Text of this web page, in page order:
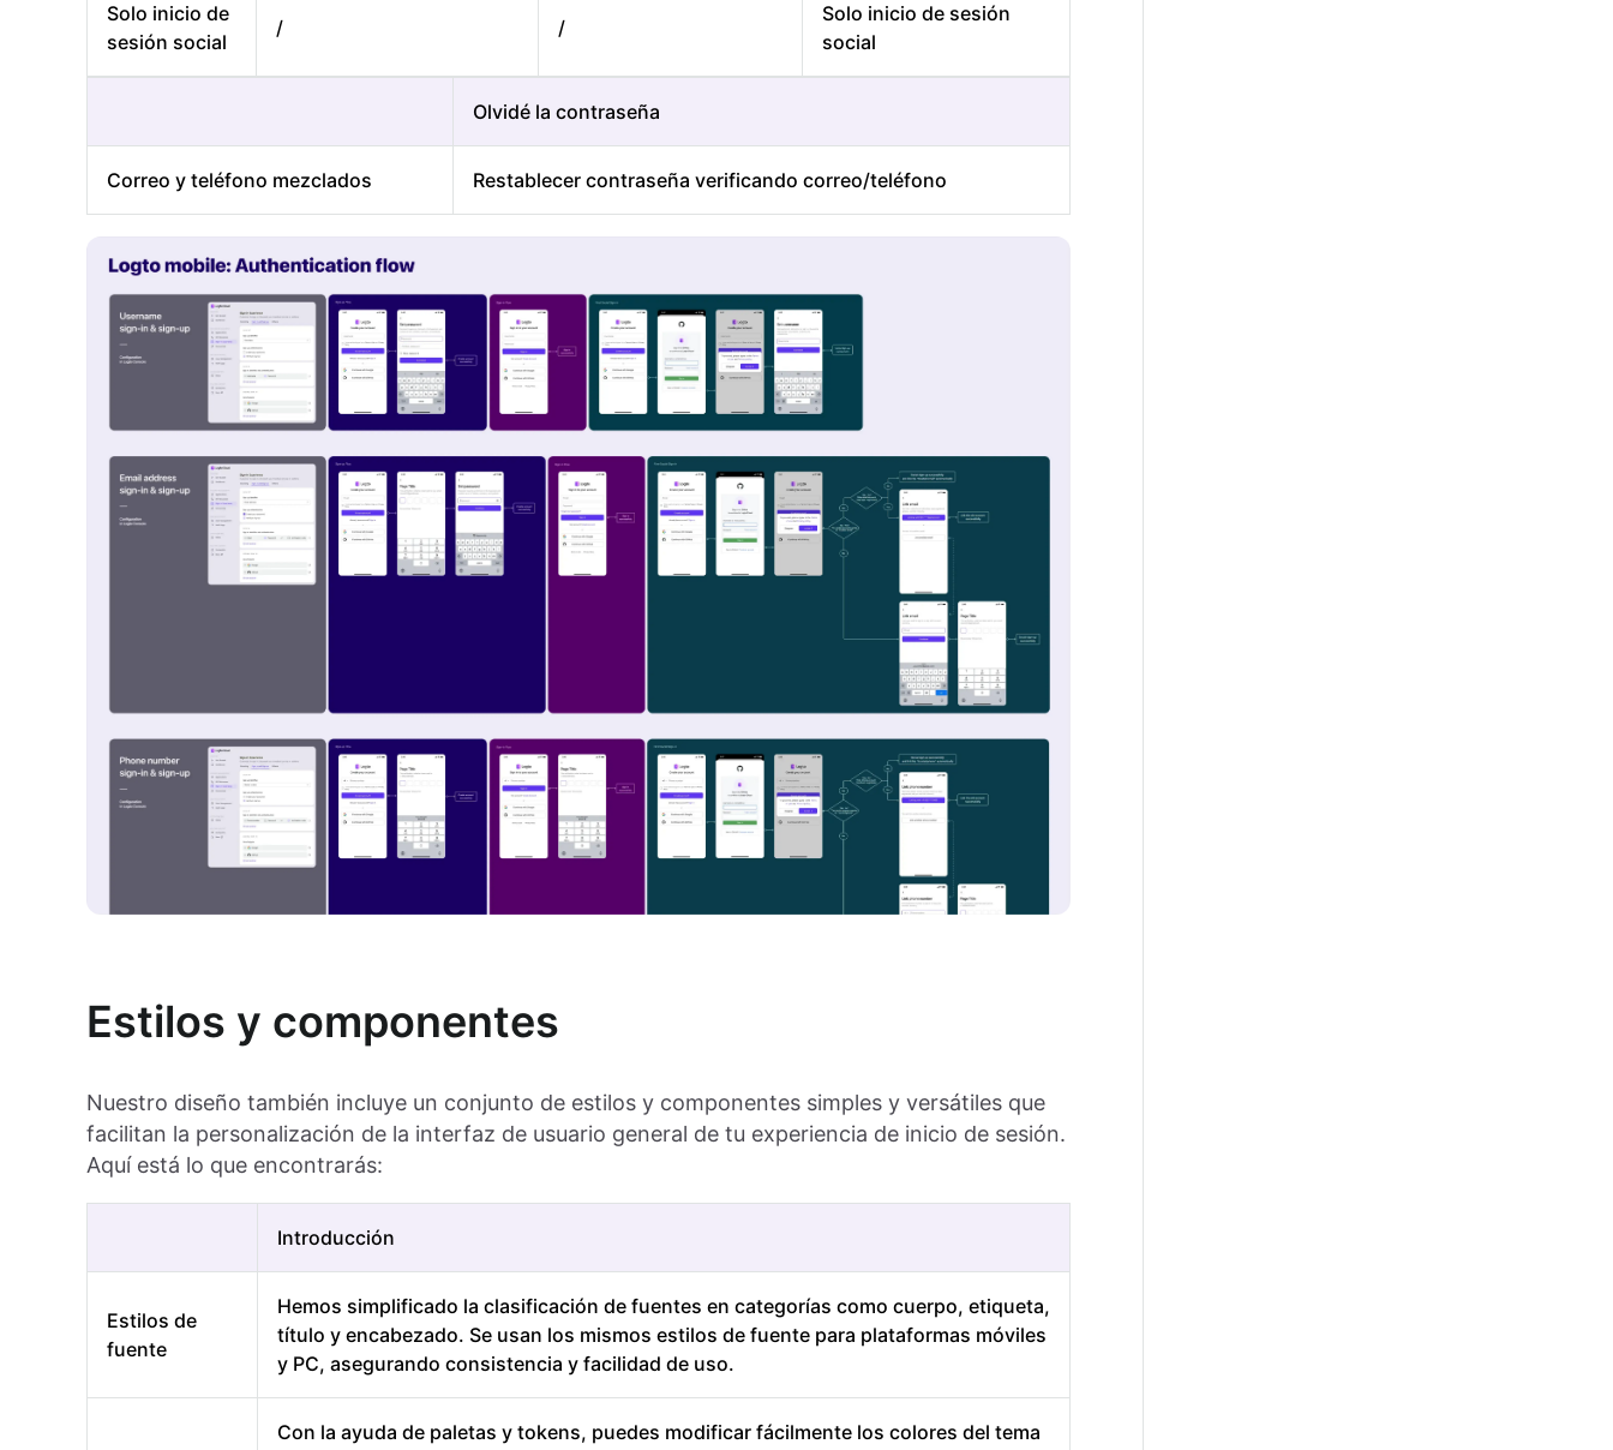
Solo inicio de
sesión social
/ /
Solo inicio de sesión
social
Olvidé la contraseña
Correo y teléfono mezclados Restablecer contraseña verificando correo/teléfono
Estilos y componentes
Nuestro diseño también incluye un conjunto de estilos y componentes simples y versátiles que
facilitan la personalización de la interfaz de usuario general de tu experiencia de inicio de sesión.
Aquí está lo que encontrarás:
Introducción
Estilos de
fuente
Hemos simplificado la clasificación de fuentes en categorías como cuerpo, etiqueta,
título y encabezado. Se usan los mismos estilos de fuente para plataformas móviles
y PC, asegurando consistencia y facilidad de uso.
Con la ayuda de paletas y tokens, puedes modificar fácilmente los colores del tema